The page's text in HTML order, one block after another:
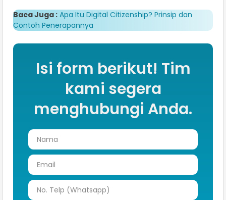
Baca Juga : Apa Itu Digital Citizenship? Prinsip dan
Contoh Penerapannya
Isi form berikut! Tim
kami segera
menghubungi Anda.